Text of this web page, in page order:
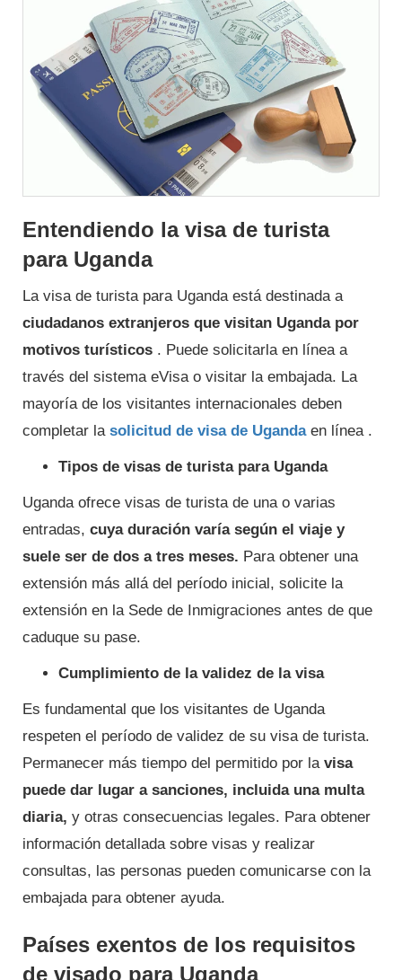
Entendiendo la visa de turista
para Uganda
La visa de turista para Uganda está destinada a
ciudadanos extranjeros que visitan Uganda por
motivos turísticos . Puede solicitarla en línea a
través del sistema eVisa o visitar la embajada. La
mayoría de los visitantes internacionales deben
completar la solicitud de visa de Ugandaen línea .
Tipos de visas de turista para Uganda
Uganda ofrece visas de turista de una o varias
entradas, cuya duración varía según el viaje y
suele ser de dos a tres meses. Para obtener una
extensión más allá del período inicial, solicite la
extensión en la Sede de Inmigraciones antes de que
caduque su pase.
Cumplimiento de la validez de la visa
Es fundamental que los visitantes de Uganda
respeten el período de validez de su visa de turista.
Permanecer más tiempo del permitido por la visa
puede dar lugar a sanciones, incluida una multa
diaria, y otras consecuencias legales. Para obtener
información detallada sobre visas y realizar
consultas, las personas pueden comunicarse con la
embajada para obtener ayuda.
Países exentos de los requisitos
de visado para Uganda